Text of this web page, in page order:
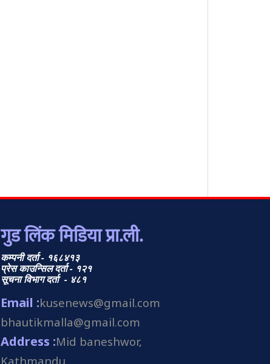
गुड लिंक मिडिया प्रा.ली.
कम्पनी दर्ता - १६८४१३
प्रेस काउन्सिल दर्ता - १२१
सूचना विभाग दर्ता - ४८१
Email :kusenews@gmail.com
bhautikmalla@gmail.com
Address :Mid baneshwor,
Kathmandu